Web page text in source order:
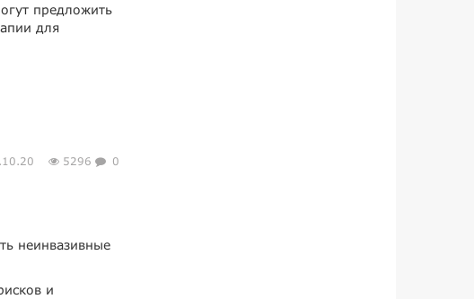
предложить
для
5296 0
неинвазивные
и